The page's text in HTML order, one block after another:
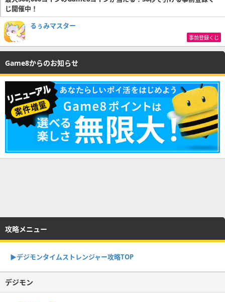
じ開催中！
るぅみマスター
事前登録くじ
Game8からのお知らせ
攻略メニュー
▶︎デジモンタイムストレンジャー攻略TOP
デジモン